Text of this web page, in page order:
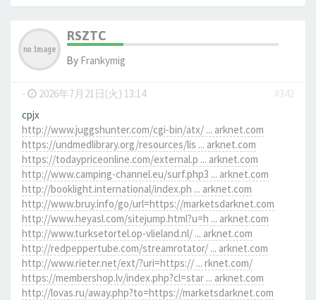
RSZTC
By Frankymig
- 2026年7月21日(火) 13:14
#342
cpjx
http://www.juggshunter.com/cgi-bin/atx/ ... arknet.com
https://undmedlibrary.org/resources/lis ... arknet.com
https://todaypriceonline.com/external.p ... arknet.com
http://www.camping-channel.eu/surf.php3 ... arknet.com
http://booklight.international/index.ph ... arknet.com
http://www.bruy.info/go/url=https://marketsdarknet.com
http://www.heyasl.com/sitejump.html?u=h ... arknet.com
http://www.turksetortel.op-vlieland.nl/ ... arknet.com
http://redpeppertube.com/streamrotator/ ... arknet.com
http://www.rieter.net/ext/?uri=https:// ... rknet.com/
https://membershop.lv/index.php?cl=star ... arknet.com
http://lovas.ru/away.php?to=https://marketsdarknet.com